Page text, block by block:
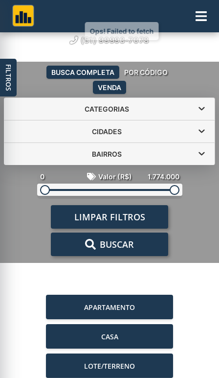
(51) 99993-7078
VENDA
BUSCA COMPLETA POR CÓDIGO
CATEGORIAS
CIDADES
BAIRROS
0 Valor (R$) 1.774.000
LIMPAR FILTROS
BUSCAR
APARTAMENTO
CASA
LOTE/TERRENO
FILTROS